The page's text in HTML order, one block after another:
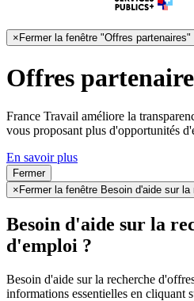
× Fermer la fenêtre "Offres partenaires"
Offres
France Travail améliore la
vous proposant plus d'opportunités
En savoir plus
Fermer
× Fermer la fenêtre Besoin d'aide sur
Besoin d'aide sur la
d'emploi ?
Besoin d'aide sur la recherche
informations essentielles en cliquant